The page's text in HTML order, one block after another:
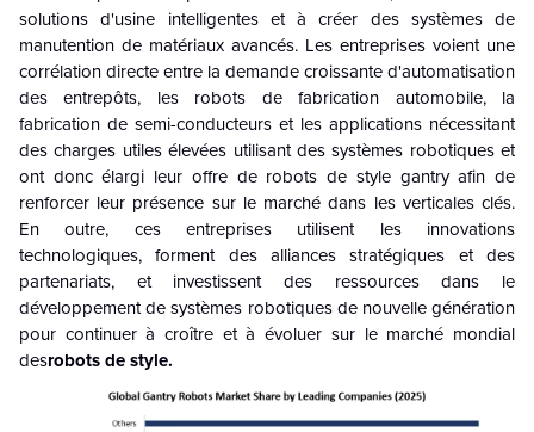
solutions d'usine intelligentes et à créer des systèmes de
manutention de matériaux avancés. Les entreprises voient une
corrélation directe entre la demande croissante d'automatisation
des entrepôts, les robots de fabrication automobile, la
fabrication de semi-conducteurs et les applications nécessitant
des charges utiles élevées utilisant des systèmes robotiques et
ont donc élargi leur offre de robots de style gantry afin de
renforcer leur présence sur le marché dans les verticales clés.
En outre, ces entreprises utilisent les innovations
technologiques, forment des alliances stratégiques et des
partenariats, et investissent des ressources dans le
développement de systèmes robotiques de nouvelle génération
pour continuer à croître et à évoluer sur le marché mondial
desrobots de style.